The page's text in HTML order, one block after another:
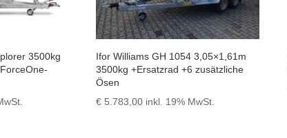
3500kg
Ifor Williams GH 1054 3,05×1,61m
3500kg +Ersatzrad +6 zusätzliche
Ösen
€ 5.783,00 inkl. 19% MwSt.